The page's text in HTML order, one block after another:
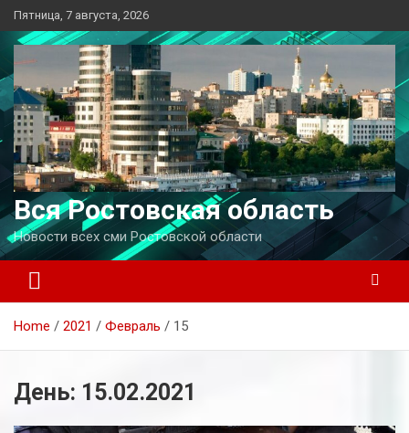
Перейти
к
содержимому
Пятница, 7 августа, 2026
Вся Ростовская область
Новости всех сми Ростовской области
Home 2021 Февраль 15
День: 15.02.2021